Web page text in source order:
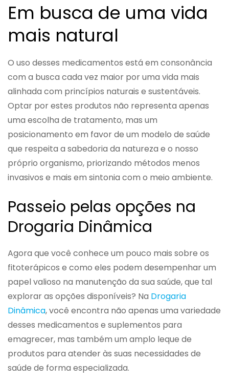
Em busca de uma vida
mais natural
O uso desses medicamentos está em consonância
com a busca cada vez maior por uma vida mais
alinhada com princípios naturais e sustentáveis.
Optar por estes produtos não representa apenas
uma escolha de tratamento, mas um
posicionamento em favor de um modelo de saúde
que respeita a sabedoria da natureza e o nosso
próprio organismo, priorizando métodos menos
invasivos e mais em sintonia com o meio ambiente.
Passeio pelas opções na
Drogaria Dinâmica
Agora que você conhece um pouco mais sobre os
fitoterápicos e como eles podem desempenhar um
papel valioso na manutenção da sua saúde, que tal
explorar as opções disponíveis? Na Drogaria
Dinâmica, você encontra não apenas uma variedade
desses medicamentos e suplementos para
emagrecer, mas também um amplo leque de
produtos para atender às suas necessidades de
saúde de forma especializada.